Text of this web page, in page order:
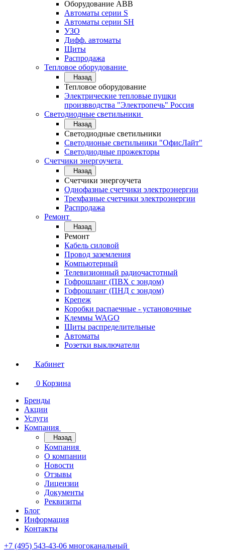
Оборудование АВВ
Автоматы серии S
Автоматы серии SH
УЗО
Дифф. автоматы
Щиты
Распродажа
Тепловое оборудование
Назад
Тепловое оборудование
Электрические тепловые пушки
произвводства "Электропечь" Россия
Светодиодные светильники
Назад
Светодиодные светильники
Светодионые светильники "ОфисЛайт"
Светодиодные прожекторы
Счетчики энергоучета
Назад
Счетчики энергоучета
Однофазные счетчики электроэнергии
Трехфазные счетчики электроэнергии
Распродажа
Ремонт
Назад
Ремонт
Кабель силовой
Провод заземления
Компьютерный
Телевизионный радиочастотный
Гофрошланг (ПВХ с зондом)
Гофрошланг (ПНД с зондом)
Крепеж
Коробки распаечные - установочные
Клеммы WAGO
Щиты распределительные
Автоматы
Розетки выключатели
Кабинет
0 Корзина
Бренды
Акции
Услуги
Компания
Назад
Компания
О компании
Новости
Отзывы
Лицензии
Документы
Реквизиты
Блог
Информация
Контакты
+7 (495) 543-43-06 многоканальный